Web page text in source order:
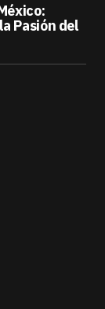
Pasión del